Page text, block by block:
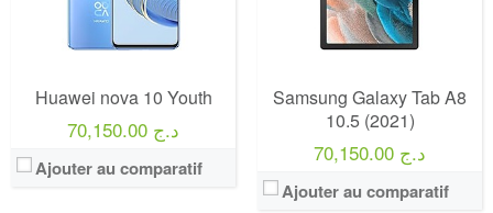
Huawei nova 10 Youth
70,150.00 د.ج
Ajouter au comparatif
Samsung Galaxy Tab A8
10.5 (2021)
70,150.00 د.ج
Ajouter au comparatif